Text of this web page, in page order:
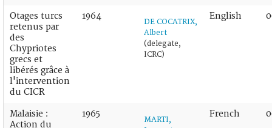
Otages turcs
retenus par
des
Chypriotes
grecs et
libérés grâce à
l'intervention
du CICR
1964
DE COCATRIX,
Albert
(delegate,
ICRC)
English
Malaisie :
Action du
1965
MARTI,
French